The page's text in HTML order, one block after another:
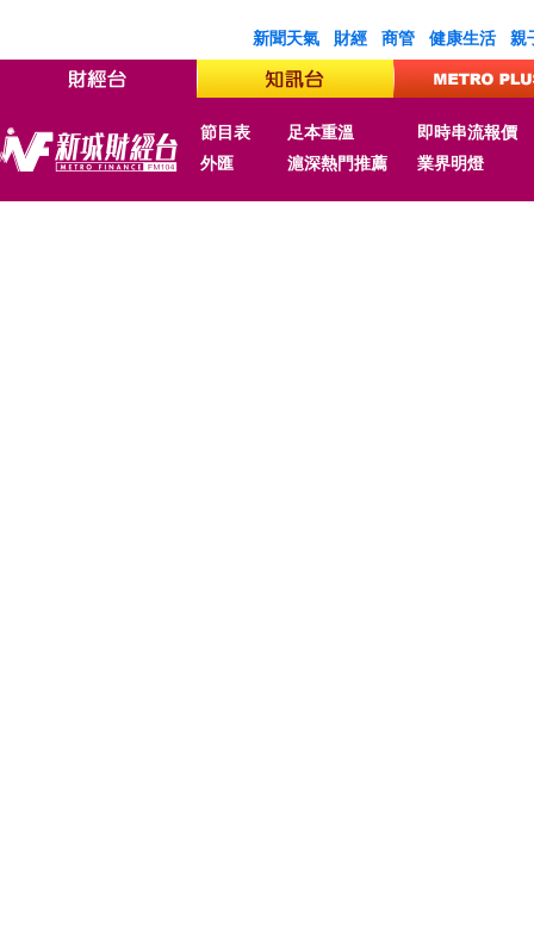
新聞天氣 財經 商管 健康生活 親
節目表 足本重溫
即時串流報價
外匯
滬深熱門推薦 業界明燈